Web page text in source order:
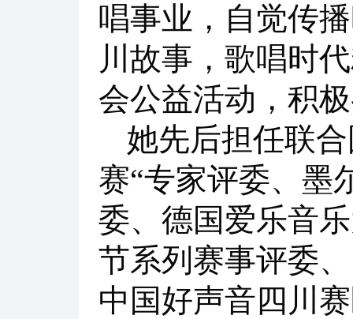
唱事业，自觉传
川故事，歌唱时
会公益活动，积
她先后担任联
赛“专家评委、墨
委、德国爱乐音
节系列赛事评委
中国好声音四川